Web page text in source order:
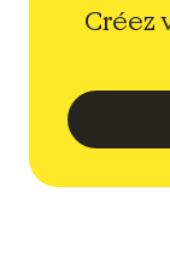
Créez